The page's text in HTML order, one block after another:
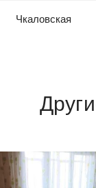
Чкаловская